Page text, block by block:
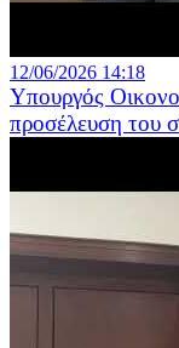
12/06/2026 14:18
Υπουργός
προσέλευση του